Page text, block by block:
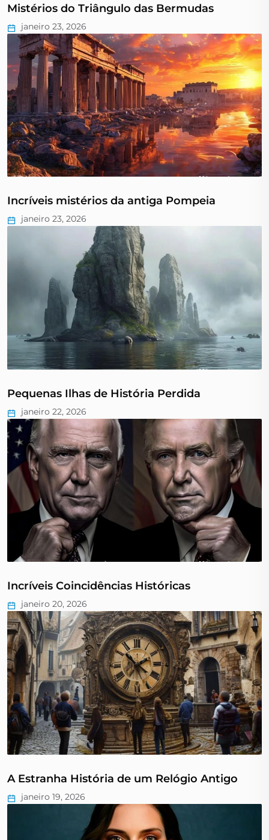
Mistérios do Triângulo das Bermudas
janeiro 23, 2026
Incríveis mistérios da antiga Pompeia
janeiro 23, 2026
Pequenas Ilhas de História Perdida
janeiro 22, 2026
Incríveis Coincidências Históricas
janeiro 20, 2026
A Estranha História de um Relógio Antigo
janeiro 19, 2026